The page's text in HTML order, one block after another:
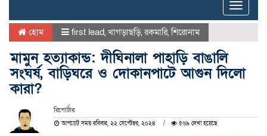
Toggle
হোম first lead, খাগড়াছড়ি,রকমারি,শিরোনাম
মামুন হত্যাকান্ড: দীঘিনালা পাহাড়ি বাঙালি
সংঘর্ষ, বাড়িঘরে ও দোকানপাটে আগুন দিলো
কারা?
রিপোর্টার
আপডেট সময় রবিবার, ২২ সেপ্টেম্বর, ২০২৪ ৫৬৯ দেখা হয়েছে